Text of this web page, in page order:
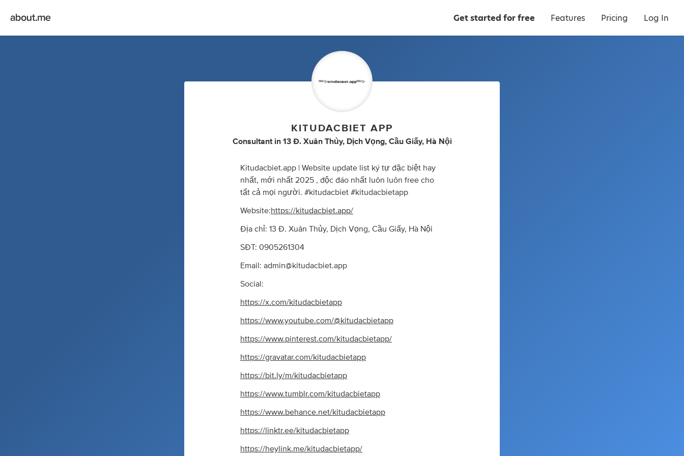
Get started for free Features Pricing Log In
KITUDACBIET APP
Consultant in 13 Đ. Xuân Thủy, Dịch Vọng, Cầu Giấy, Hà Nội
Kitudacbiet.app | Website update list ký tự đặc biệt hay
nhất, mới nhất 2025 , độc đáo nhất luôn luôn free cho
tất cả mọi người. #kitudacbiet #kitudacbietapp
Website:https://kitudacbiet.app/
Địa chỉ: 13 Đ. Xuân Thủy, Dịch Vọng, Cầu Giấy, Hà Nội
SĐT: 0905261304
Email: admin@kitudacbiet.app
Social:
https://x.com/kitudacbietapp
https://www.youtube.com/@kitudacbietapp
https://www.pinterest.com/kitudacbietapp/
https://gravatar.com/kitudacbietapp
https://bit.ly/m/kitudacbietapp
https://www.tumblr.com/kitudacbietapp
https://www.behance.net/kitudacbietapp
https://linktr.ee/kitudacbietapp
https://heylink.me/kitudacbietapp/